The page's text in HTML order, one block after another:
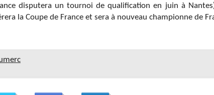
disputera un tournoi de qualification en juin à
la Coupe de France et sera à nouveau championne de